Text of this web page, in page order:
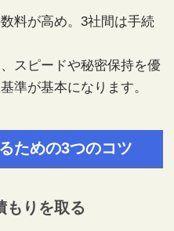
料が高め。3社間は手続
スピードや秘密保持を優
準が基本になります。
ための3つのコツ
りを取る